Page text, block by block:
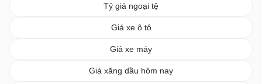
Tỷ giá ngoại tệ
Giá xe ô tô
Giá xe máy
Giá xăng dầu hôm nay